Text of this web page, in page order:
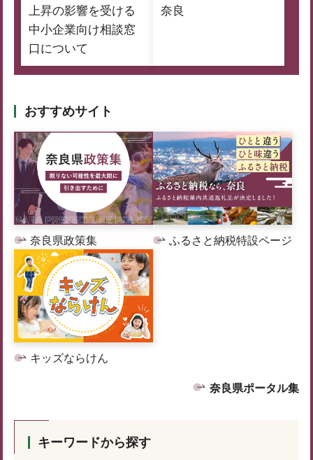
上昇の影響を受ける
中小企業向け相談窓
口について
奈良
おすすめサイト
奈良県政策集 ふるさと納税特設ページ
キッズならけん
奈良県ポータル集
キーワードから探す